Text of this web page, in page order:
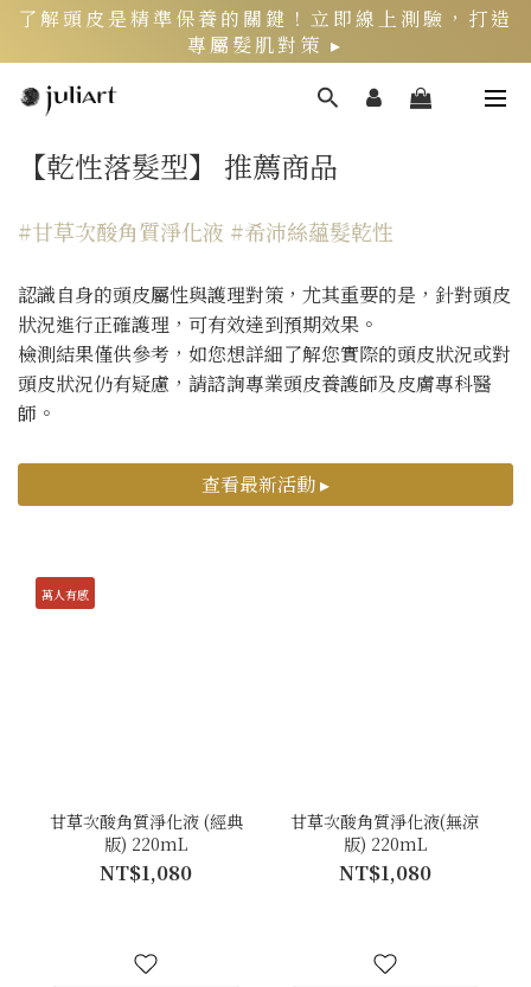
了解頭皮是精準保養的關鍵！立即線上測驗，打造
專屬髮肌對策 ▸
新客限定》LINE官方綁定會員，再領$200折價券
頭皮健康月》居家養護丨夏季限定組好評熱銷中 ▸
【乾性落髮型】 推薦商品
#甘草次酸角質淨化液 #希沛絲蘊髮乾性
認識自身的頭皮屬性與護理對策，尤其重要的是，針對頭皮
狀況進行正確護理，可有效達到預期效果。
檢測結果僅供參考，如您想詳細了解您實際的頭皮狀況或對
頭皮狀況仍有疑慮，請諮詢專業頭皮養護師及皮膚專科醫
師。
查看最新活動 ▸
萬人有感
甘草次酸角質淨化液 (經典
版) 220mL
NT$1,080
甘草次酸角質淨化液(無涼
版) 220mL
NT$1,080